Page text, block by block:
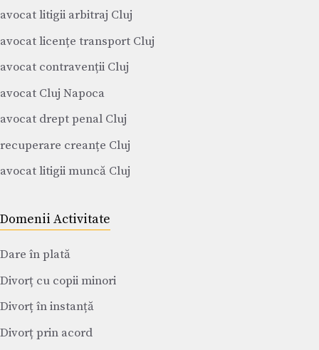
avocat litigii arbitraj Cluj
avocat licențe transport Cluj
avocat contravenții Cluj
avocat Cluj Napoca
avocat drept penal Cluj
recuperare creanțe Cluj
avocat litigii muncă Cluj
Domenii Activitate
Dare în plată
Divorț cu copii minori
Divorț în instanță
Divorț prin acord